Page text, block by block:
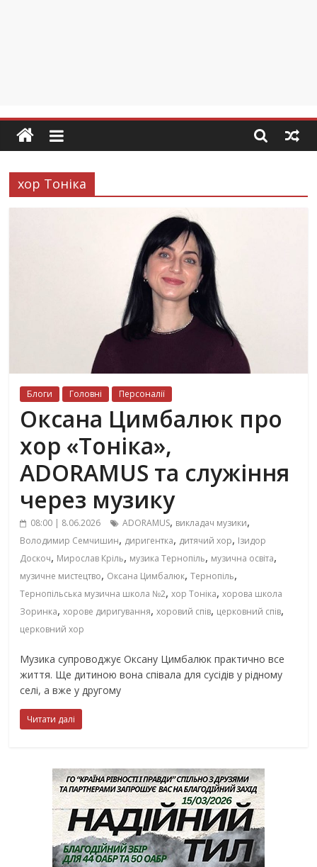
хор Тоніка
Блоги Головні Персоналії
Оксана Цимбалюк про
хор «Тоніка»,
ADORAMUS та служіння
через музику
08:00 | 8.06.2026 ADORAMUS, викладач музики,
Володимир Семчишин, диригентка, дитячий хор, Ізидор
Доскоч, Мирослав Кріль, музика Тернопіль, музична освіта,
музичне мистецтво, Оксана Цимбалюк,Тернопіль,
Тернопільська музична школа №2,хор Тоніка,хорова школа
Зоринка,хорове диригування,хоровий спів, церковний спів,
церковний хор
Музика супроводжує Оксану Цимбалюк практично все
життя. Ще дитиною вона співала для сусідів у рідному
селі, а вже у другому
Читати далі